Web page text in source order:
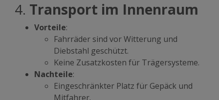
4. Transport im Innenraum
Vorteile:
Fahrräder sind vor Witterung und
Diebstahl geschützt.
Keine Zusatzkosten für Trägersysteme.
Nachteile:
Eingeschränkter Platz für Gepäck und
Mitfahrer.